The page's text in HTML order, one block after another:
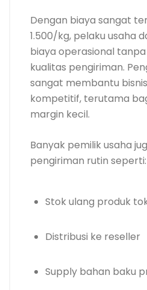
Dengan biaya sangat
1.500/kg, pelaku usaha
biaya operasional
kualitas pengiriman.
sangat membantu
kompetitif, terutama
margin kecil.
Banyak pemilik usaha
pengiriman rutin seperti:
Stok ulang produk
Distribusi ke reseller
Supply bahan baku